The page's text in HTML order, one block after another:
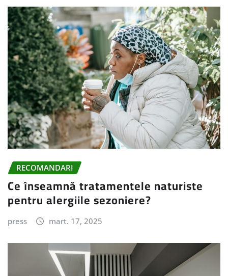
RECOMANDARI
Ce înseamnă tratamentele naturiste
pentru alergiile sezoniere?
press mart. 17, 2025